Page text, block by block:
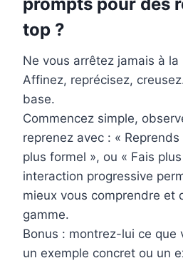
prompts pour des
top ?
Ne vous arrêtez jamais à
Affinez, reprécisez,
base.
Commencez simple,
reprenez avec : «
plus formel », ou « Fais
interaction progressive
mieux vous comprendre et
gamme.
Bonus : montrez-lui ce que
un exemple concret ou un